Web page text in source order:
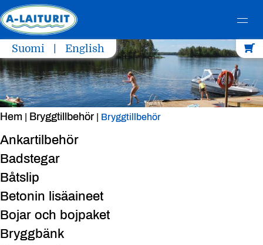
Skip
to
content
Suomi English
Hem Bryggtillbehör Bryggtillbehör
Ankartilbehör
Badstegar
Båtslip
Betonin lisäaineet
Bojar och bojpaket
Bryggbänk